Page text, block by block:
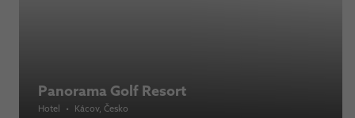
Panorama Golf Resort
Hotel • Kácov, Česko